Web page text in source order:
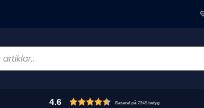
4.6 Baserat på 7245 betyg